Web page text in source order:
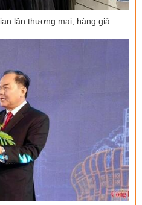
lận thương mại, hàng giả